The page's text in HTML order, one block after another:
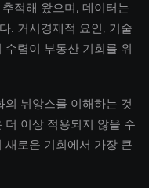
적해 왔으며, 데이터는
. 거시경제적 요인, 기술
렴이 부동산 기회를 위
뉘앙스를 이해하는 것
더 이상 적용되지 않을 수
새로운 기회에서 가장 큰